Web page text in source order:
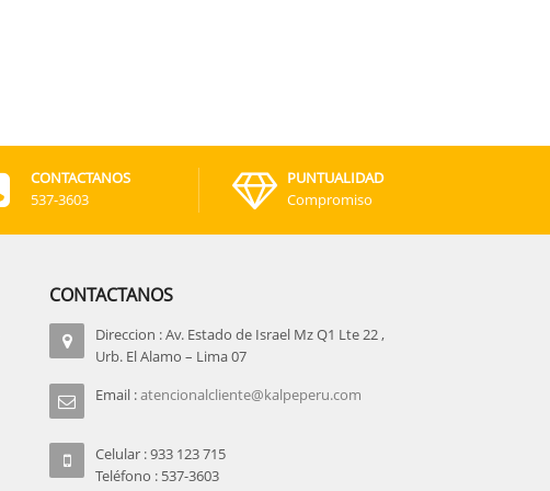
CONTACTANOS
537-3603
PUNTUALIDAD
Compromiso
CONTACTANOS
Direccion : Av. Estado de Israel Mz Q1 Lte 22 ,
Urb. El Alamo – Lima 07
Email :atencionalcliente@kalpeperu.com
Celular : 933 123 715
Teléfono : 537-3603